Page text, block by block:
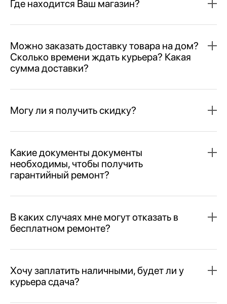
Где находится Ваш магазин?
Можно заказать доставку товара на дом?
Сколько времени ждать курьера? Какая
сумма доставки?
Могу ли я получить скидку?
Какие документы документы
необходимы, чтобы получить
гарантийный ремонт?
В каких случаях мне могут отказать в
бесплатном ремонте?
Хочу заплатить наличными, будет ли у
курьера сдача?